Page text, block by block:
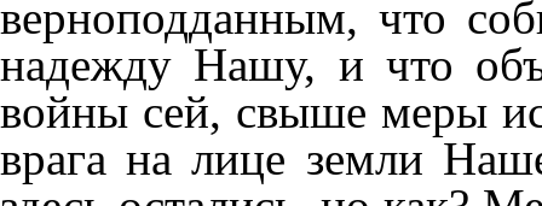
верноподданным, что
надежду Нашу, и что
войны сей, свыше меры
врага на лице земли